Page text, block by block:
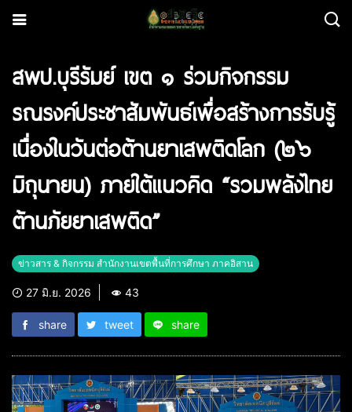
สพป.บุรีรัมย์ เขต ๑ ร่วมกิจกรรม
รณรงค์ประชาสัมพันธ์เพื่อสร้างการรับรู้
เนื่องในวันต่อต้านยาเสพติดโลก (๒๖
มิถุนายน) ภายใต้แนวคิด “รวมพลังไทย
ต้านภัยยาเสพติด”
ข่าวสาร & กิจกรรม สำนักงานเขตพื้นที่การศึกษา ภาคอิสาน
27 มิ.ย. 2026 43
share tweet share